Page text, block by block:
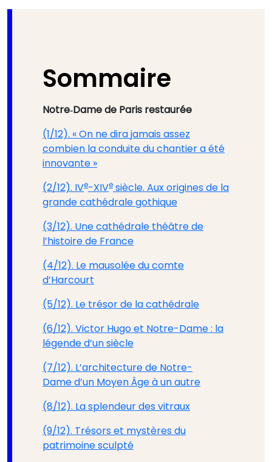
Sommaire
Notre‑Dame de Paris restaurée
(1/12). « On ne dira jamais assez
combien la conduite du chantier a été
innovante »
(2/12). IVe-XIVe siècle. Aux origines de la
grande cathédrale gothique
(3/12). Une cathédrale théâtre de
l’histoire de France
(4/12). Le mausolée du comte
d’Harcourt
(5/12). Le trésor de la cathédrale
(6/12). Victor Hugo et Notre-Dame : la
légende d’un siècle
(7/12). L’architecture de Notre-
Dame d’un Moyen Âge à un autre
(8/12). La splendeur des vitraux
(9/12). Trésors et mystères du
patrimoine sculpté